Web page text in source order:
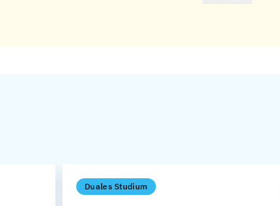
Duales Studium